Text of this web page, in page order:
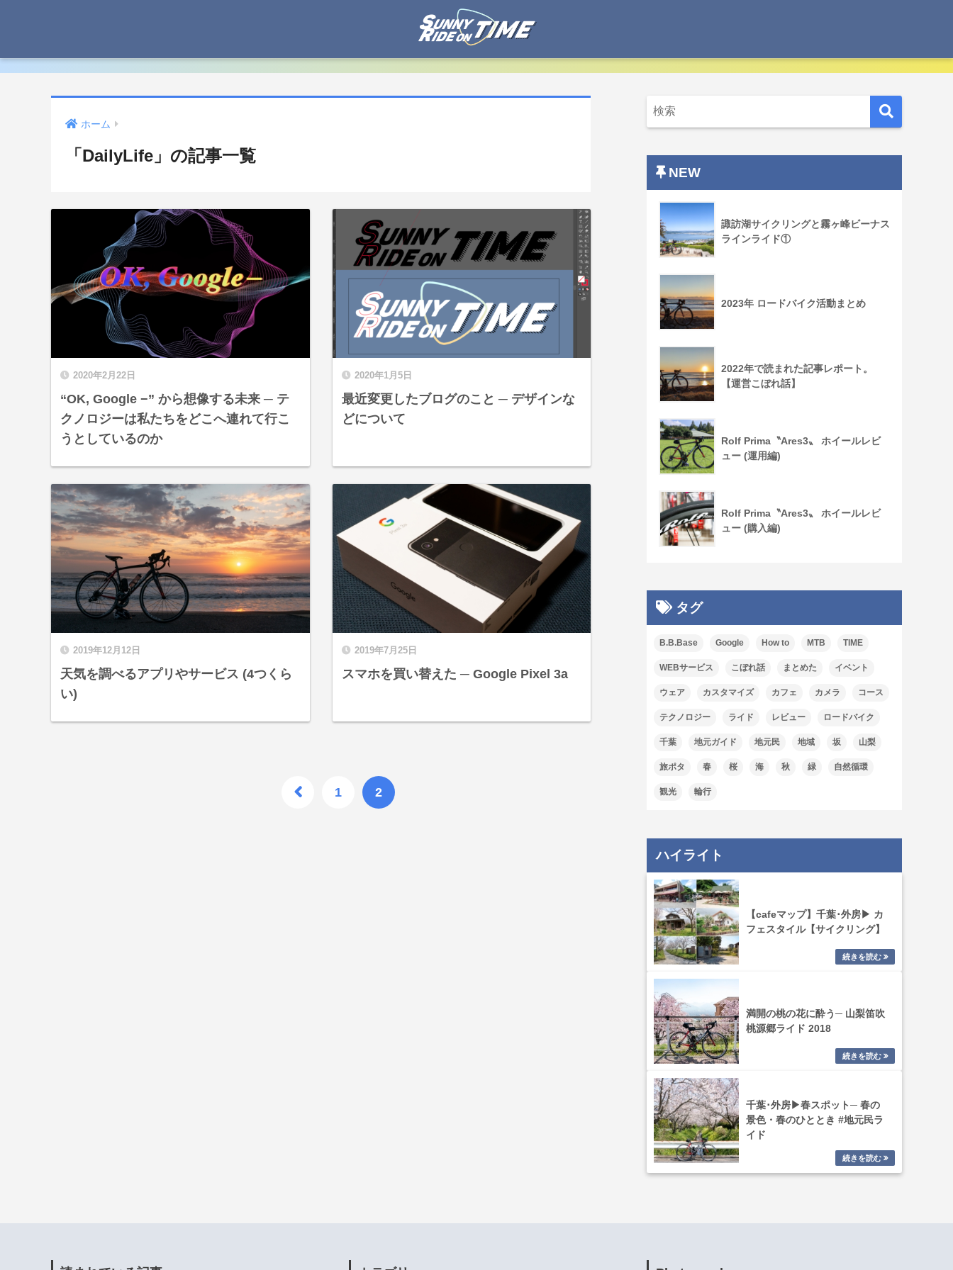
ホーム
「DailyLife」の記事一覧
2020年2月22日
“OK, Google −” から想像する未来 ─ テ
クノロジーは私たちをどこへ連れて行こ
うとしているのか
2020年1月5日
最近変更したブログのこと ─ デザインな
どについて
2019年12月12日
天気を調べるアプリやサービス (4つくら
い)
2019年7月25日
スマホを買い替えた ─ Google Pixel 3a
1 2
NEW
諏訪湖サイクリングと霧ヶ峰ビーナス
ラインライド①
2023年 ロードバイク活動まとめ
2022年で読まれた記事レポート。
【運営こぼれ話】
Rolf Prima〝Ares3〟 ホイールレビ
ュー (運用編)
Rolf Prima〝Ares3〟 ホイールレビ
ュー (購入編)
タグ
B.B.Base Google How to MTB TIME
WEBサービス こぼれ話 まとめた イベント
ウェア カスタマイズ カフェ カメラ コース
テクノロジー ライド レビュー ロードバイク
千葉 地元ガイド 地元民 地域 坂 山梨
旅ポタ 春 桜 海 秋 緑 自然循環
観光 輪行
ハイライト
【cafeマップ】千葉･外房▶ カ
フェスタイル【サイクリング】
満開の桃の花に酔う─ 山梨笛吹
桃源郷ライド 2018
千葉･外房▶春スポット─ 春の
景色・春のひととき #地元民ラ
イド